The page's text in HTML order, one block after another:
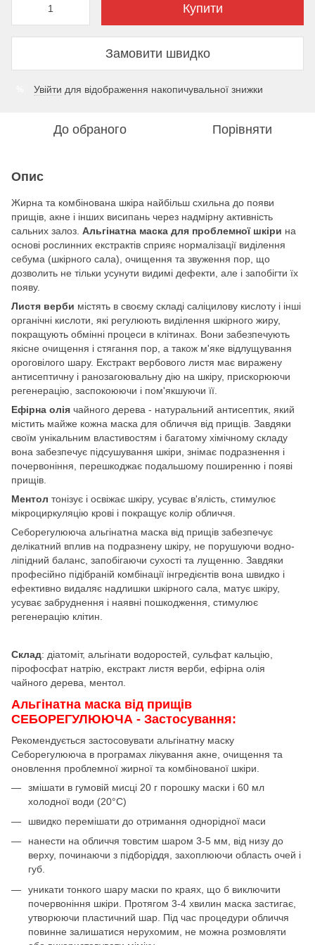
Купити
Замовити швидко
Увійти для відображення накопичувальної знижки
До обраного Порівняти
Опис
Жирна та комбінована шкіра найбільш схильна до появи
прищів, акне і інших висипань через надмірну активність
сальних залоз. Альгінатна маска для проблемної шкіри на
основі рослинних екстрактів сприяє нормалізації виділення
себума (шкірного сала), очищення та звуження пор, що
дозволить не тільки усунути видимі дефекти, але і запобігти їх
появу.
Листя верби містять в своєму складі саліцилову кислоту і інші
органічні кислоти, які регулюють виділення шкірного жиру,
покращують обмінні процеси в клітинах. Вони забезпечують
якісне очищення і стягання пор, а також м'яке відлущування
ороговілого шару. Екстракт вербового листя має виражену
антисептичну і ранозагоювальну дію на шкіру, прискорюючи
регенерацію, заспокоюючи і пом'якшуючи її.
Ефірна олія чайного дерева - натуральний антисептик, який
містить майже кожна маска для обличчя від прищів. Завдяки
своїм унікальним властивостям і багатому хімічному складу
вона забезпечує підсушування шкіри, знімає подразнення і
почервоніння, перешкоджає подальшому поширенню і появі
прищів.
Ментол тонізує і освіжає шкіру, усуває в'ялість, стимулює
мікроциркуляцію крові і покращує колір обличчя.
Себорегулююча альгінатна маска від прищів забезпечує
делікатний вплив на подразнену шкіру, не порушуючи водно-
ліпідний баланс, запобігаючи сухості та лущенню. Завдяки
професійно підібраній комбінації інгредієнтів вона швидко і
ефективно видаляє надлишки шкірного сала, матує шкіру,
усуває забруднення і наявні пошкодження, стимулює
регенерацію клітин.
Склад: діатоміт, альгінати водоростей, сульфат кальцію,
пірофосфат натрію, екстракт листя верби, ефірна олія
чайного дерева, ментол.
Альгінатна маска від прищів
СЕБОРЕГУЛЮЮЧА - Застосування:
Рекомендується застосовувати альгінатну маску
Себорегулююча в програмах лікування акне, очищення та
оновлення проблемної жирної та комбінованої шкіри.
змішати в гумовій мисці 20 г порошку маски і 60 мл
холодної води (20°C)
швидко перемішати до отримання однорідної маси
нанести на обличчя товстим шаром 3-5 мм, від низу до
верху, починаючи з підборіддя, захоплюючи область очей і
губ.
уникати тонкого шару маски по краях, що б виключити
почервоніння шкіри. Протягом 3-4 хвилин маска застигає,
утворюючи пластичний шар. Під час процедури обличчя
повинне залишатися нерухомим, не можна розмовляти